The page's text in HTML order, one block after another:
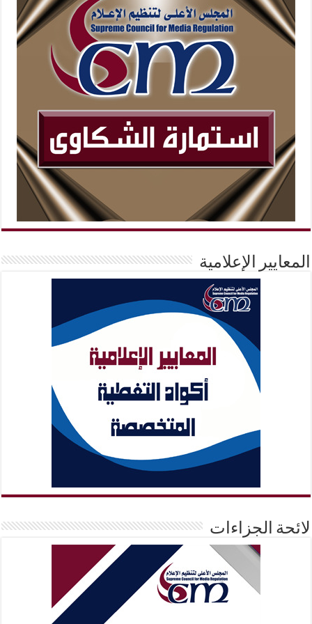
المعايير الإعلامية
لائحة الجزاءات